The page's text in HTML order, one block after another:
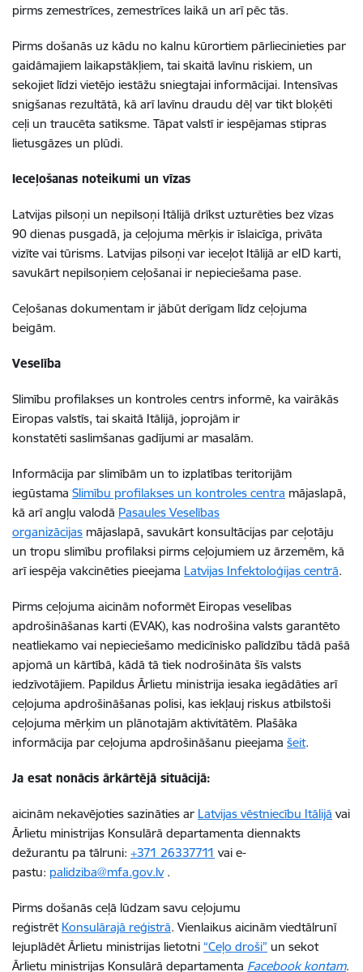
pirms zemestrīces, zemestrīces laikā un arī pēc tās.
Pirms došanās uz kādu no kalnu kūrortiem pārliecinieties par
gaidāmajiem laikapstākļiem, tai skaitā lavīnu riskiem, un
sekojiet līdzi vietējo iestāžu sniegtajai informācijai. Intensīvas
snigšanas rezultātā, kā arī lavīnu draudu dēļ var tikt bloķēti
ceļi un traucēta satiksme. Tāpat valstī ir iespējamas stipras
lietusgāzes un plūdi.
Ieceļošanas noteikumi un vīzas
Latvijas pilsoņi un nepilsoņi Itālijā drīkst uzturēties bez vīzas
90 dienas pusgadā, ja ceļojuma mērķis ir īslaicīga, privāta
vizīte vai tūrisms. Latvijas pilsoņi var ieceļot Itālijā ar eID karti,
savukārt nepilsoņiem ceļošanai ir nepieciešama pase.
Ceļošanas dokumentam ir jābūt derīgam līdz ceļojuma
beigām.
Veselība
Slimību profilakses un kontroles centrs informē, ka vairākās
Eiropas valstīs, tai skaitā Itālijā, joprojām ir
konstatēti saslimšanas gadījumi ar masalām.
Informācija par slimībām un to izplatības teritorijām
iegūstama Slimību profilakses un kontroles centra mājaslapā,
kā arī angļu valodā Pasaules Veselības
organizācijas mājaslapā, savukārt konsultācijas par ceļotāju
un tropu slimību profilaksi pirms ceļojumiem uz ārzemēm, kā
arī iespēja vakcinēties pieejama Latvijas Infektoloģijas centrā.
Pirms ceļojuma aicinām noformēt Eiropas veselības
apdrošināšanas karti (EVAK), kas nodrošina valsts garantēto
neatliekamo vai nepieciešamo medicīnisko palīdzību tādā pašā
apjomā un kārtībā, kādā tā tiek nodrošināta šīs valsts
iedzīvotājiem. Papildus Ārlietu ministrija iesaka iegādāties arī
ceļojuma apdrošināšanas polisi, kas iekļauj riskus atbilstoši
ceļojuma mērķim un plānotajām aktivitātēm. Plašāka
informācija par ceļojuma apdrošināšanu pieejama šeit.
Ja esat nonācis ārkārtējā situācijā:
aicinām nekavējoties sazināties ar Latvijas vēstniecību Itālijā vai
Ārlietu ministrijas Konsulārā departamenta diennakts
dežurantu pa tālruni: +371 26337711 vai e-
pastu: palidziba@mfa.gov.lv.
Pirms došanās ceļā lūdzam savu ceļojumu
reģistrēt Konsulārajā reģistrā. Vienlaikus aicinām viedtālrunī
lejuplādēt Ārlietu ministrijas lietotni “Ceļo droši” un sekot
Ārlietu ministrijas Konsulārā departamenta Facebook kontam.